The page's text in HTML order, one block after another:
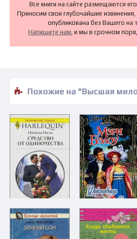
Все книги на сайте размещаются
Приносим свои глубочайшие
опубликована без Вашего на
Напишите нам, и мы в срочном
Похожие на "Высшая милость - Даниэла Стил" книги читать бесплатно